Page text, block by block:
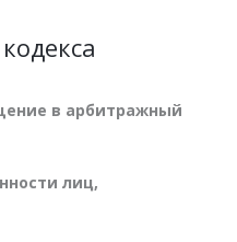
в арбитражный
лиц,